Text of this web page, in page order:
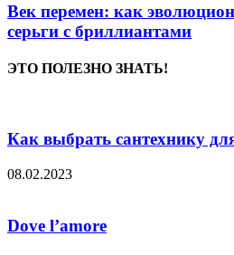
Век перемен: как
серьги с бриллиантами
ЭТО ПОЛЕЗНО ЗНАТЬ!
Как выбрать сантехнику
08.02.2023
Dove l’amore